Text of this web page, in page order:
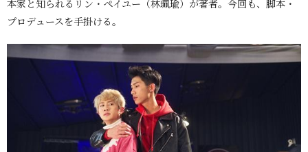
本家と知られるリン・ペイユー（林珮瑜）が著者。今回も、脚本・
プロデュースを手掛ける。